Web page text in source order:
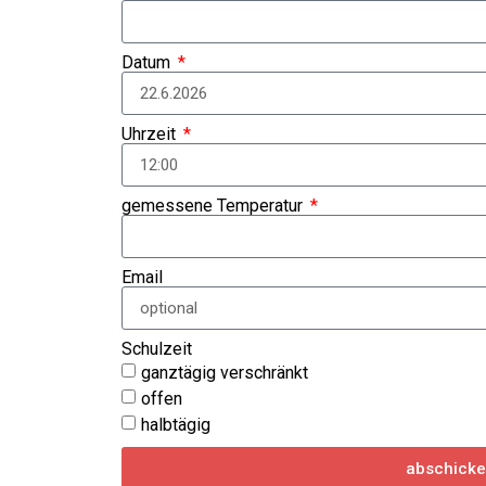
Datum
Uhrzeit
gemessene Temperatur
Email
Schulzeit
ganztägig verschränkt
offen
halbtägig